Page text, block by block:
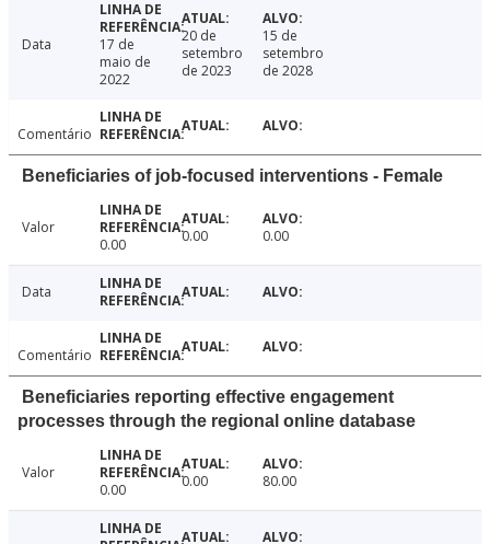
Data
17 de
maio de
2022
20 de
setembro
de 2023
15 de
setembro
de 2028
Comentário
Beneficiaries of job-focused interventions - Female
Valor
0.00
0.00 0.00
Data
Comentário
Beneficiaries reporting effective engagement
processes through the regional online database
Valor
0.00
0.00 80.00